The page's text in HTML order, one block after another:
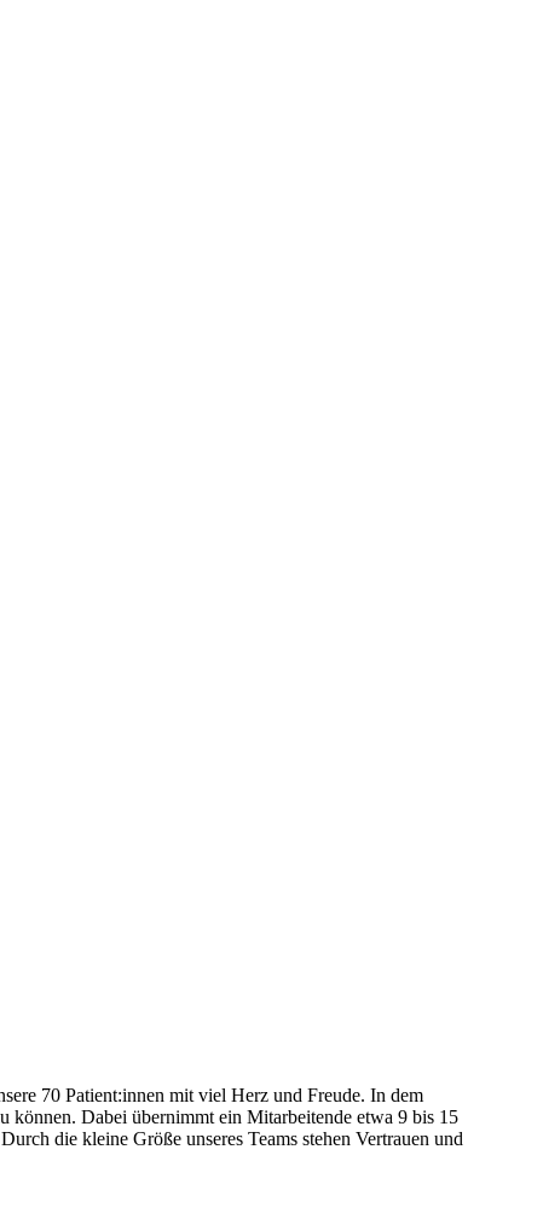
70 Patient:innen mit viel Herz und Freude. In dem
können. Dabei übernimmt ein Mitarbeitende etwa 9 bis 15
die kleine Größe unseres Teams stehen Vertrauen und